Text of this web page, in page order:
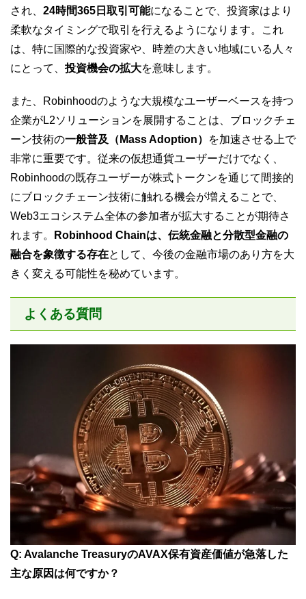
され、 24時間365日取引可能になることで、投資家はより
柔軟なタイミングで取引を行えるようになります。これ
は、特に国際的な投資家や、時差の大きい地域にいる人々
にとって、 投資機会の拡大を意味します。
また、Robinhoodのような大規模なユーザーベースを持つ
企業がL2ソリューションを展開することは、ブロックチェ
ーン技術の一般普及（Mass Adoption）
を加速させる上で
非常に重要です。従来の仮想通貨ユーザーだけでなく、
Robinhoodの既存ユーザーが株式トークンを通じて間接的
にブロックチェーン技術に触れる機会が増えることで、
Web3エコシステム全体の参加者が拡大することが期待さ
れます。
Robinhood Chainは、伝統金融と分散型金融の
融合を象徴する存在として、今後の金融市場のあり方を大
きく変える可能性を秘めています。
よくある質問
Q: Avalanche TreasuryのAVAX保有資産価値が急落した
主な原因は何ですか？